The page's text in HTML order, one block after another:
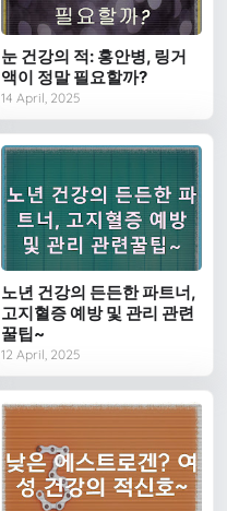
눈 건강의 적: 홍안병, 링거
액이 정말 필요할까?
14 April, 2025
노년 건강의 든든한 파트너,
고지혈증 예방 및 관리 관련
꿀팁~
12 April, 2025